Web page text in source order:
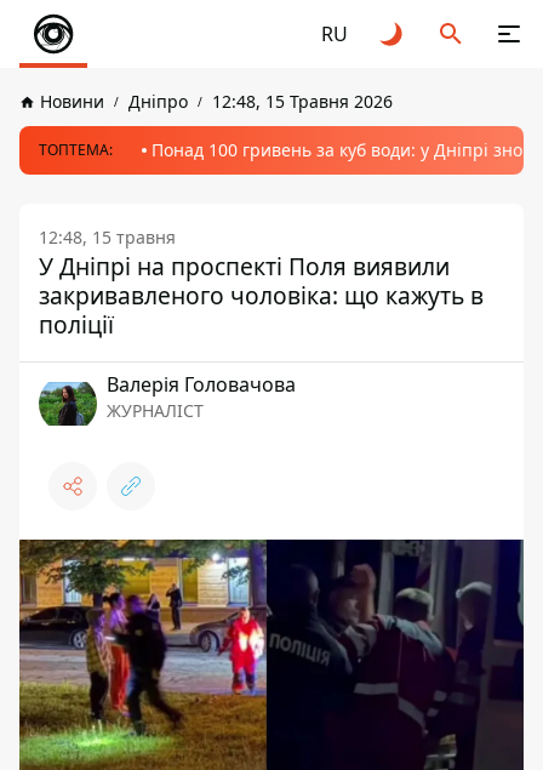
RU
Новини Дніпро 12:48, 15 Травня 2026
ТОПТЕМА: Понад 100 гривень за куб води: у Дніпрі
12:48, 15 травня
У Дніпрі на проспекті Поля виявили
закривавленого чоловіка: що кажуть в
поліції
Валерія Головачова
ЖУРНАЛІСТ